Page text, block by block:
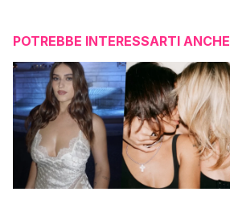
POTREBBE INTERESSARTI ANCHE